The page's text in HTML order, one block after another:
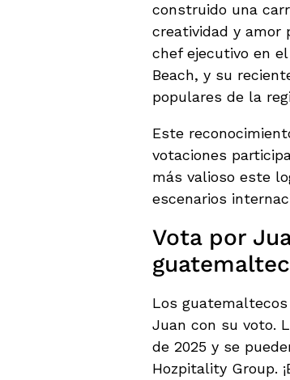
construido una
creatividad y amor
chef ejecutivo en
Beach, y su
populares de la
Este
votaciones
más valioso este
escenarios
Vota por
Los
Juan con su voto.
de 2025 y se
Hozpitality Group.